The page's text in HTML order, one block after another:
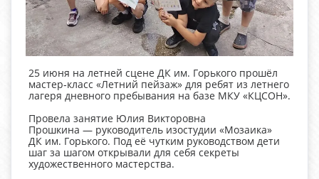
25 июня на летней сцене ДК им. Горького прошёл
мастер‑класс «Летний пейзаж» для ребят из летнего
лагеря дневного пребывания на базе МКУ «КЦСОН».
Провела занятие Юлия Викторовна
Прошкина — руководитель изостудии «Мозаика»
ДК им. Горького. Под её чутким руководством дети
шаг за шагом открывали для себя секреты
художественного мастерства.